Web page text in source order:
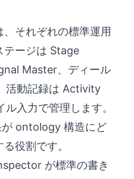
それぞれの標準運用
テージは Stage
Master、ディール
活動記録は Activity
入力で管理します。
ontology 構造にど
役割です。
が標準の書き